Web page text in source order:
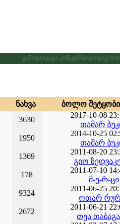
გამოცხადდა კონკურსი ლილე2026 .
ნახ­ვა
ბო­ლო
3630
2017-10-08
თამარ
1950
2014-10-25
თამარ
1369
2011-08-20
გიო
178
2011-07-10
მ-ე-რ-ცი
9324
2011-06-25
ოთარ
2672
2011-06-21
თეა